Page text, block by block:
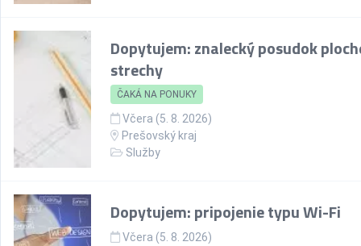
Dopytujem: znalecký posudok
strechy
ČAKÁ NA PONUKY
Včera (5. 8. 2026)
Prešovský kraj
Služby
Dopytujem: pripojenie typu Wi-Fi
Včera (5. 8. 2026)